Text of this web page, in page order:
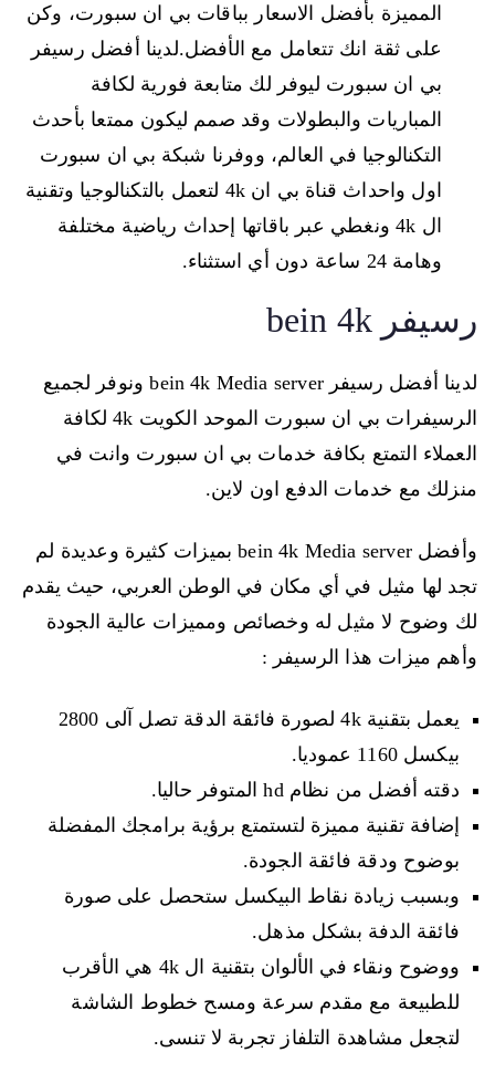
المميزة بأفضل الاسعار بباقات بي ان سبورت، وكن
على ثقة انك تتعامل مع الأفضل.لدينا أفضل رسيفر
بي ان سبورت ليوفر لك متابعة فورية لكافة
المباريات والبطولات وقد صمم ليكون ممتعا بأحدث
التكنالوجيا في العالم، ووفرنا شبكة بي ان سبورت
اول واحداث قناة بي ان 4k لتعمل بالتكنالوجيا وتقنية
ال 4k ونغطي عبر باقاتها إحداث رياضية مختلفة
وهامة 24 ساعة دون أي استثناء.
رسيفر bein 4k
لدينا أفضل رسيفر bein 4k Media server ونوفر لجميع
الرسيفرات بي ان سبورت الموحد الكويت 4k لكافة
العملاء التمتع بكافة خدمات بي ان سبورت وانت في
منزلك مع خدمات الدفع اون لاين.
وأفضل bein 4k Media server بميزات كثيرة وعديدة لم
تجد لها مثيل في أي مكان في الوطن العربي، حيث يقدم
لك وضوح لا مثيل له وخصائص ومميزات عالية الجودة
وأهم ميزات هذا الرسيفر :
يعمل بتقنية 4k لصورة فائقة الدقة تصل آلى 2800
بيكسل 1160 عموديا.
دقته أفضل من نظام hd المتوفر حاليا.
إضافة تقنية مميزة لتستمتع برؤية برامجك المفضلة
بوضوح ودقة فائقة الجودة.
وبسبب زيادة نقاط البيكسل ستحصل على صورة
فائقة الدفة بشكل مذهل.
ووضوح ونقاء في الألوان بتقنية ال 4k هي الأقرب
للطبيعة مع مقدم سرعة ومسح خطوط الشاشة
لتجعل مشاهدة التلفاز تجربة لا تنسى.